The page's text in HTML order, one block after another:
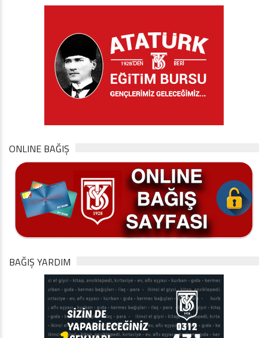
ONLINE BAĞIŞ
BAĞIŞ YARDIM